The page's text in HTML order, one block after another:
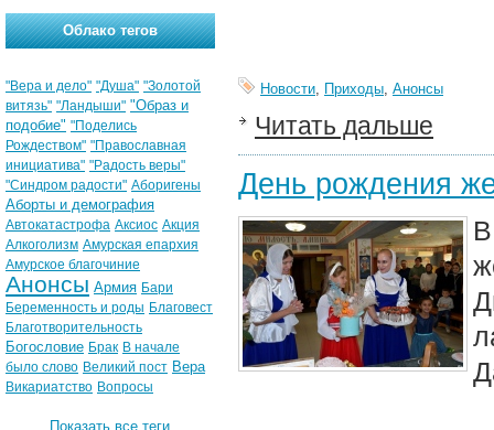
Новости, Приходы, Анонсы
Читать дальше
День рождения
Облако тегов
"Вера и дело" "Душа" "Золотой
витязь" "Ландыши" "Образ и
подобие" "Поделись
Рождеством" "Православная
инициатива" "Радость веры"
"Синдром радости" Аборигены
Аборты и демография
Автокатастрофа Аксиос Акция
Алкоголизм Амурская епархия
Амурское благочиние
Анонсы Армия Бари
Беременность и роды Благовест
Благотворительность
Богословие Брак В начале
было слово Великий пост Вера
Викариатство Вопросы
Показать все теги